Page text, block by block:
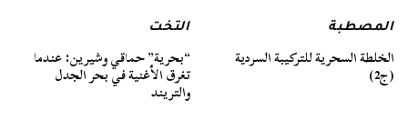
المصطبة
الخلطة السحرية للتركيبة السردية
(ج2)
التخت
“بحرية” حماقي وشيرين: عندما
تغرق الأغنية في بحر الجدل
والتريند